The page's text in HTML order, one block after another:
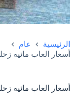
الرئيسية
عام
أسعار العاب مائيه
أسعار العاب مائيه